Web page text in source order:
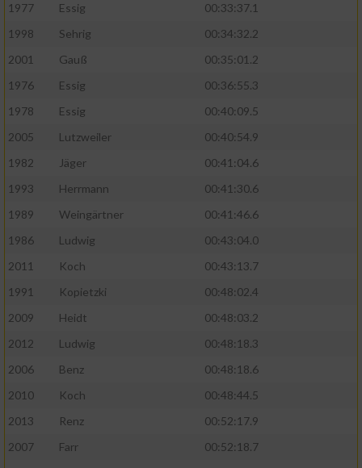
1977
Essig
00:33:37.1
1998
Sehrig
00:34:32.2
2001
Gauß
00:35:01.2
1976
Essig
00:36:55.3
1978
Essig
00:40:09.5
2005
Lutzweiler
00:40:54.9
1982
Jäger
00:41:04.6
1993
Herrmann
00:41:30.6
1989
Weingärtner
00:41:46.6
1986
Ludwig
00:43:04.0
2011
Koch
00:43:13.7
1991
Kopietzki
00:48:02.4
2009
Heidt
00:48:03.2
2012
Ludwig
00:48:18.3
2006
Benz
00:48:18.6
2010
Koch
00:48:44.5
2013
Renz
00:52:17.9
2007
Farr
00:52:18.7